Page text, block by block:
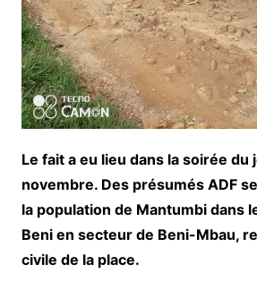
Le fait a eu lieu dans la soirée du
novembre. Des présumés ADF
la population de Mantumbi dans
Beni en secteur de Beni-Mbau,
civile de la place.